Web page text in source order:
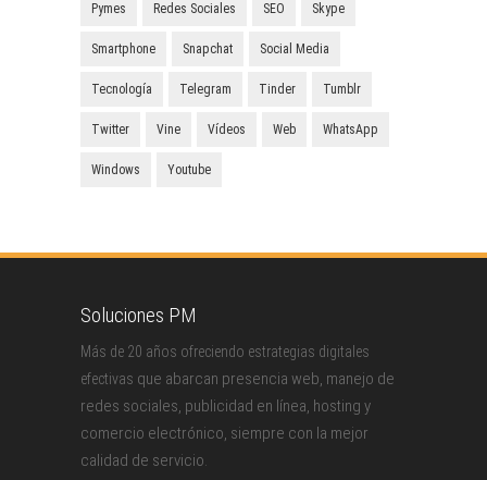
Pymes Redes Sociales SEO Skype
Smartphone Snapchat Social Media
Tecnología Telegram Tinder Tumblr
Twitter Vine Vídeos Web WhatsApp
Windows Youtube
Soluciones PM
Más de 20 años ofreciendo estrategias digitales
efectivas que abarcan presencia web, manejo de
redes sociales, publicidad en línea, hosting y
comercio electrónico, siempre con la mejor
calidad de servicio.